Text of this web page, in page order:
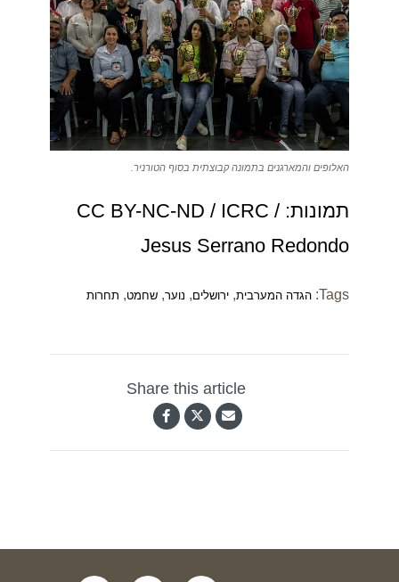
האלופים והמארגנים בתמונה קבוצתית בסוף הטורניר.
תמונות: CC BY-NC-ND / ICRC /
Jesus Serrano Redondo
Tags: הגדה המערבית, ירושלים, נוער, שחמט, תחרות
Share this article